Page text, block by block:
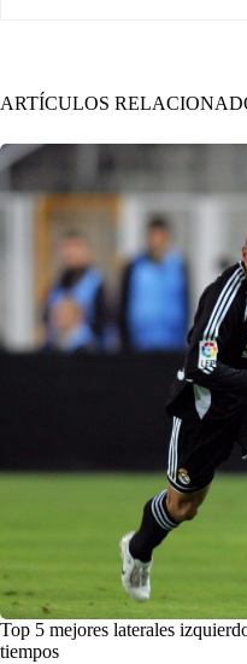
ARTÍCULOS
Top 5 mejores laterales
tiempos